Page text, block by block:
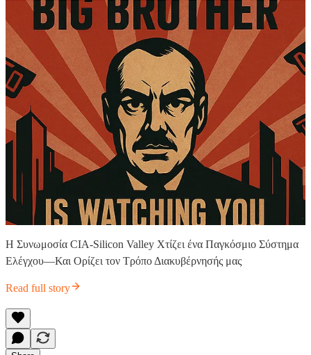
Η Συνωμοσία CIA-Silicon Valley Χτίζει ένα Παγκόσμιο Σύστημα
Ελέγχου—Και Ορίζει τον Τρόπο Διακυβέρνησής μας
Read full story